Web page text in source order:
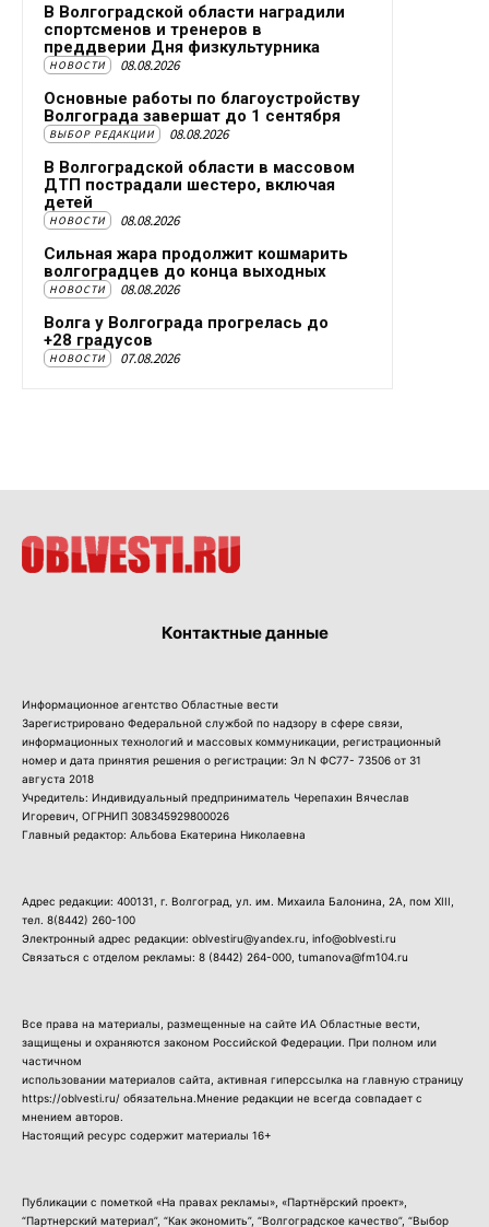
В Волгоградской области наградили
спортсменов и тренеров в
преддверии Дня физкультурника
НОВОСТИ 08.08.2026
Основные работы по благоустройству
Волгограда завершат до 1 сентября
ВЫБОР РЕДАКЦИИ 08.08.2026
В Волгоградской области в массовом
ДТП пострадали шестеро, включая
детей
НОВОСТИ 08.08.2026
Сильная жара продолжит кошмарить
волгоградцев до конца выходных
НОВОСТИ 08.08.2026
Волга у Волгограда прогрелась до
+28 градусов
НОВОСТИ 07.08.2026
Контактные данные
Информационное агентство Областные вести
Зарегистрировано Федеральной службой по надзору в сфере связи,
информационных технологий и массовых коммуникации, регистрационный
номер и дата принятия решения о регистрации: Эл N ФС77- 73506 от 31
августа 2018
Учредитель: Индивидуальный предприниматель Черепахин Вячеслав
Игоревич, ОГРНИП 308345929800026
Главный редактор: Альбова Екатерина Николаевна
Адрес редакции: 400131, г. Волгоград, ул. им. Михаила Балонина, 2А, пом XIII,
тел. 8(8442) 260-100
Электронный адрес редакции: oblvestiru@yandex.ru, info@oblvesti.ru
Связаться с отделом рекламы: 8 (8442) 264-000 , tumanova@fm104.ru
Все права на материалы, размещенные на сайте ИА Областные вести,
защищены и охраняются законом Российской Федерации. При полном или
частичном
использовании материалов сайта, активная гиперссылка на главную страницу
https://oblvesti.ru/ обязательна.Мнение редакции не всегда совпадает с
мнением авторов.
Настоящий ресурс содержит материалы 16+
Публикации с пометкой «На правах рекламы», «Партнёрский проект»,
“Партнерский материал”, “Как экономить”, “Волгоградское качество”, “Выбор